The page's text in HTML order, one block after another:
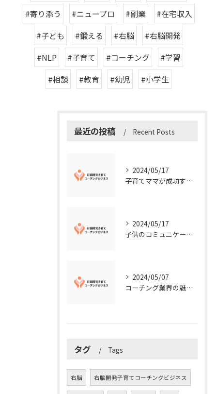
#寄り添う
#ニュープロ #副業
#在宅収入
#子ども
#鍛える #右脳
#右脳開発
#NLP
#子育て #コーチング
#学習
#相談
#教育 #幼児 #小学生
最近の投稿 Recent Posts
2024/05/17
子育てママが成功する右脳開発子育てコーチングビジネスの秘訣
2024/05/17
子供のコミュニケーション能力を向上させる方法：右脳開発子育てコーチングビジネス業界からのアドバイス
2024/05/07
コーチング業界の魅力に迫る！今知るべきこととは？
タグ Tags
右脳 右脳開発子育てコーチングビジネス